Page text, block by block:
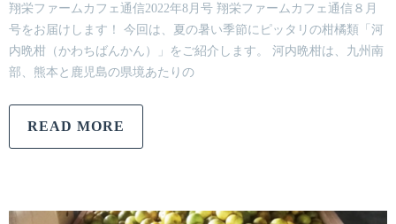
翔栄ファームカフェ通信2022年8月号 翔栄ファームカフェ通信８月
号をお届けします！ 今回は、夏の暑い季節にピッタリの柑橘類「河
内晩柑（かわちばんかん）」をご紹介します。 河内晩柑は、九州南
部、熊本と鹿児島の県境あたりの
READ MORE